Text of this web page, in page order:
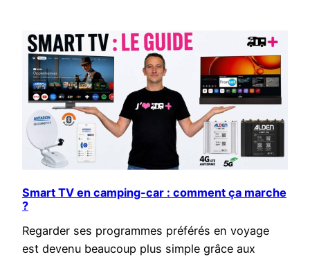
Smart TV en camping-car : comment ça marche
?
Regarder ses programmes préférés en voyage
est devenu beaucoup plus simple grâce aux